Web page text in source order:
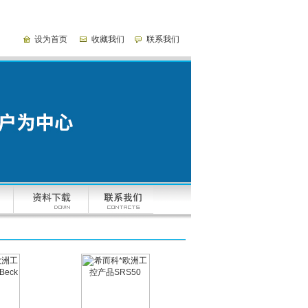
设为首页 收藏我们 联系我们